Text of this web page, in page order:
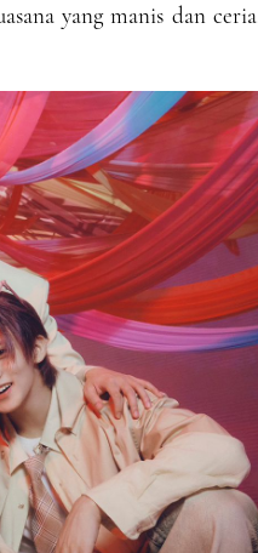
yang manis dan